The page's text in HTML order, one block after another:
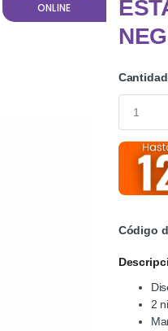
ONLINE
Código
2